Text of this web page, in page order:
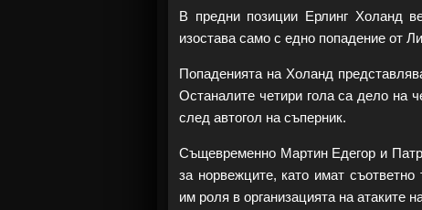
В предни позиции Ерлинг Холанд
изостава само с едно попадение от
Попаденията на Холанд
Останалите четири гола са дело на
след автогол на съперник.
Същевременно Мартин Едегор и
за норвежците, като имат
им роля в организацията на атаките